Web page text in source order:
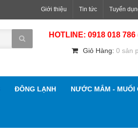
Giới thiệu Tin tức Tuyển
HOTLINE: 0918 018
Giỏ Hàng: 0 sản
ĐÔNG LẠNH NƯỚC MẮM - MUỐI